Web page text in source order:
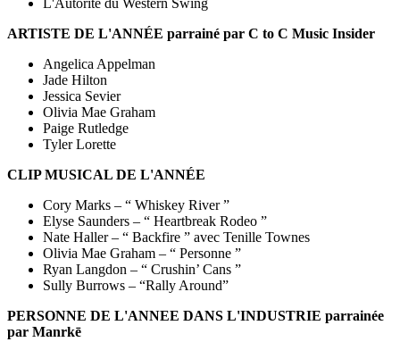
L'Autorité du Western Swing
ARTISTE DE L'ANNÉE parrainé par C to C Music Insider
Angelica Appelman
Jade Hilton
Jessica Sevier
Olivia Mae Graham
Paige Rutledge
Tyler Lorette
CLIP MUSICAL DE L'ANNÉE
Cory Marks – “ Whiskey River ”
Elyse Saunders – “ Heartbreak Rodeo ”
Nate Haller – “ Backfire ” avec Tenille Townes
Olivia Mae Graham – “ Personne ”
Ryan Langdon – “ Crushin’ Cans ”
Sully Burrows – “Rally Around”
PERSONNE DE L'ANNEE DANS L'INDUSTRIE parrainée
par Manrkē